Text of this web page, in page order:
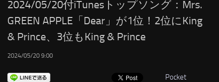
RSS
LINKS
2024/05/20付iTunesトップソング：Mrs.
GREEN APPLE「Dear」が1位！2位にKing
& Prince、3位もKing & Prince
2024/05/20 9:00
Pocket